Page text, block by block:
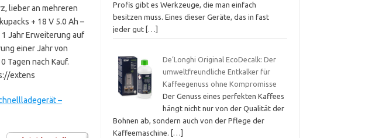
lieber an mehreren
+ 18 V 5.0 Ah –
1 Jahr Erweiterung auf
einer Jahr von
Tagen nach Kauf.
extens
–
Profis gibt es Werkzeuge, die man einfach
besitzen muss. Eines dieser Geräte, das in fast
jeder gut […]
De’Longhi Original EcoDecalk: Der
umweltfreundliche Entkalker für
Kaffeegenuss ohne Kompromisse
Der Genuss eines perfekten Kaffees
hängt nicht nur von der Qualität der
Bohnen ab, sondern auch von der Pflege der
Kaffeemaschine.
[…]